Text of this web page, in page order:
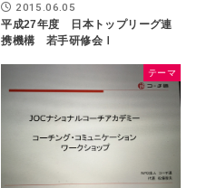
2015.06.05
平成27年度 日本トップリーグ連
携機構 若手研修会Ⅰ
テーマ